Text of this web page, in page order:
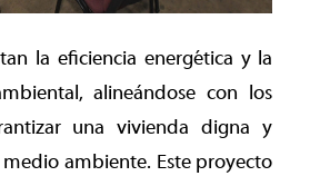
la eficiencia energética y la
alineándose con los
una vivienda digna y
medio ambiente. Este proyecto